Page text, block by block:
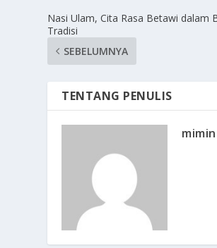
Nasi Ulam, Cita Rasa Betawi dalam
Tradisi
SEBELUMNYA
TENTANG PENULIS